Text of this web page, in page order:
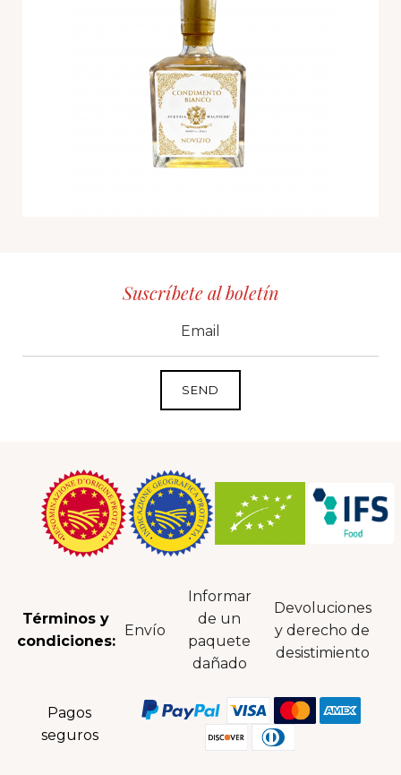
Suscríbete al boletín
Términos y
condiciones:
Envío
Informar
de un
paquete
dañado
Devoluciones
y derecho de
desistimiento
Pagos
seguros